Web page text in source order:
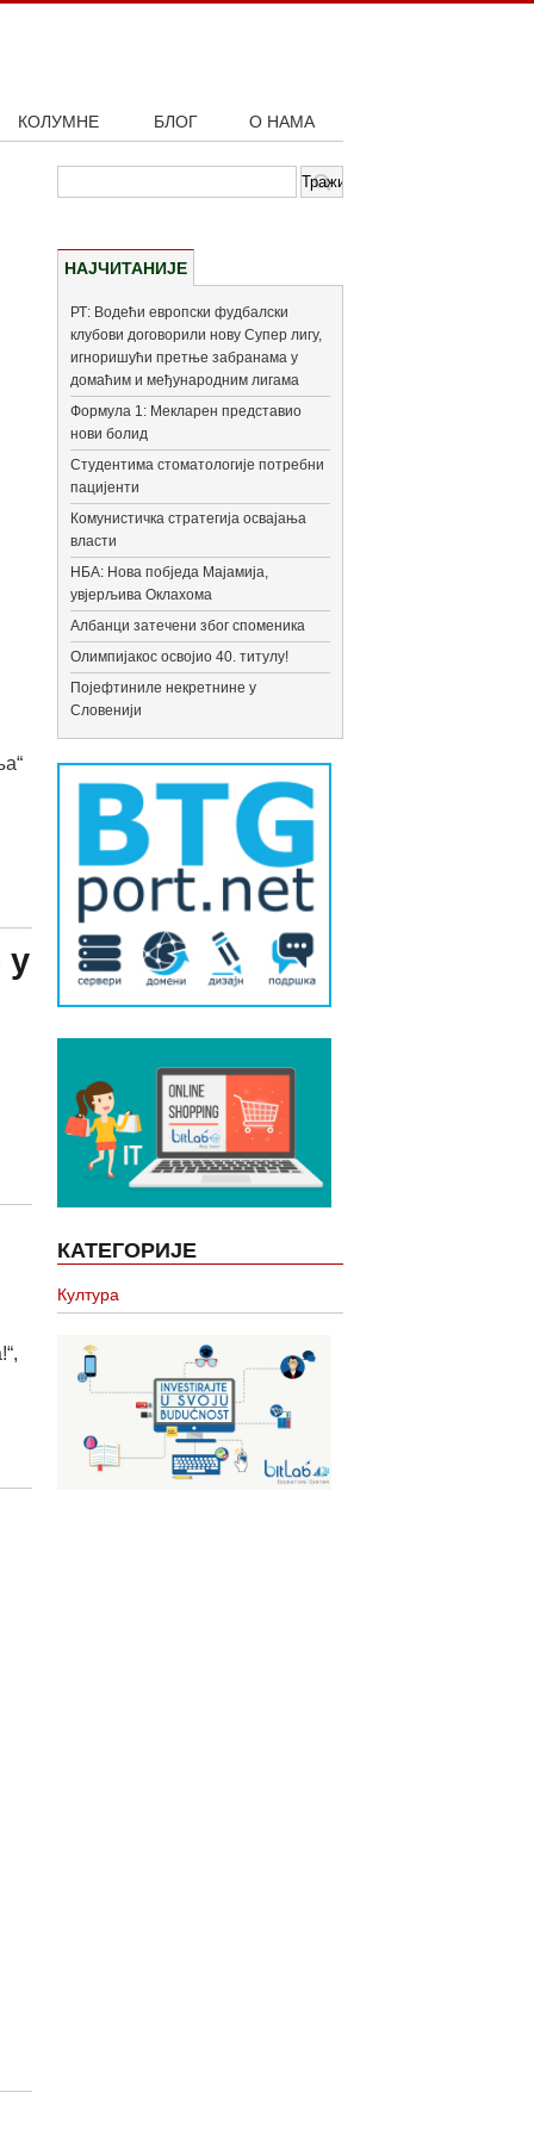
КОЛУМНЕ БЛОГ О НАМА
у
НАЈЧИТАНИЈЕ
РТ: Водећи европски фудбалски
клубови договорили нову Супер лигу,
игноришући претње забранама у
домаћим и међународним лигама
Формула 1: Мекларен представио
нови болид
Студентима стоматологије потребни
пацијенти
Комунистичка стратегија освајања
власти
НБА: Нова побједа Мајамија,
увјерљива Оклахома
Албанци затечени због споменика
Олимпијакос освојио 40. титулу!
Појефтиниле некретнине у
Словенији
КАТЕГОРИЈЕ
Култура